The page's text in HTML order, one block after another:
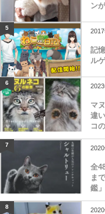
ン
5
記
ル
6
マ
違
コ
7
全
ま
鑑」
8